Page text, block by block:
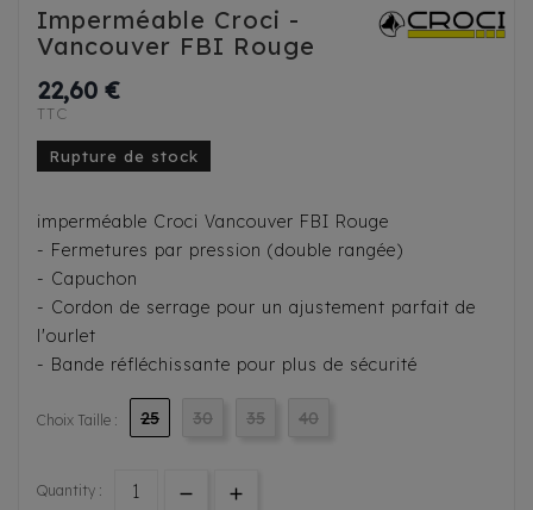
Imperméable Croci -
Vancouver FBI Rouge
22,60 €
TTC
Rupture de stock
imperméable Croci Vancouver FBI Rouge
- Fermetures par pression (double rangée)
- Capuchon
- Cordon de serrage pour un ajustement parfait de
l'ourlet
- Bande réfléchissante pour plus de sécurité
Choix Taille : 25 30 35 40
Quantity :